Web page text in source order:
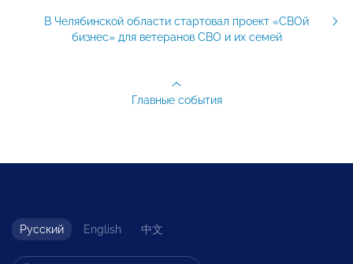
В Челябинской области стартовал проект «СВОй
бизнес» для ветеранов СВО и их семей
Главные события
Русский English 中文